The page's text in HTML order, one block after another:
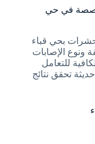
في حي
بحي قباء
ونوع الإصابات
للتعامل
تحقق نتائج